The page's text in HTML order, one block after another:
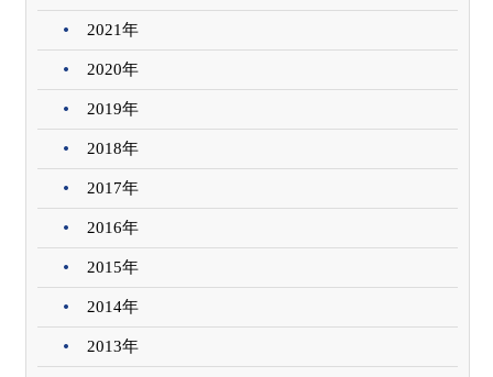
2021年
2020年
2019年
2018年
2017年
2016年
2015年
2014年
2013年